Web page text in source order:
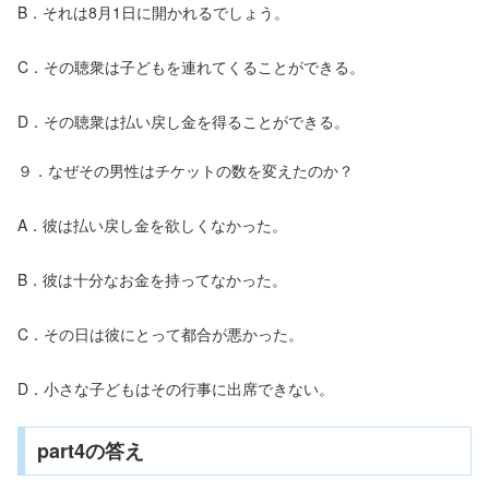
B．それは8月1日に開かれるでしょう。
C．その聴衆は子どもを連れてくることができる。
D．その聴衆は払い戻し金を得ることができる。
９．なぜその男性はチケットの数を変えたのか？
A．彼は払い戻し金を欲しくなかった。
B．彼は十分なお金を持ってなかった。
C．その日は彼にとって都合が悪かった。
D．小さな子どもはその行事に出席できない。
part4の答え